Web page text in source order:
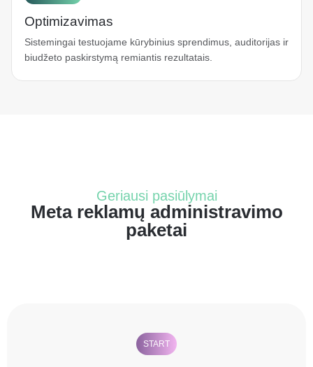
Optimizavimas
Sistemingai testuojame kūrybinius sprendimus, auditorijas ir
biudžeto paskirstymą remiantis rezultatais.
Geriausi pasiūlymai
Meta reklamų administravimo
paketai
START